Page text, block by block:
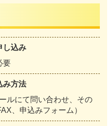
し込み
要
み方法
ルにて問い合わせ、その
、申込みフォーム）